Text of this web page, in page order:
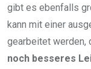
gibt es ebenfalls
kann mit einer
gearbeitet werden,
noch besseres